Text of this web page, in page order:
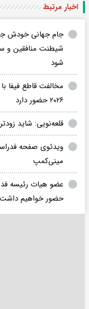
اخبار مرتبط
جام‌ جهانی خودش
شیطنت منافقین و
شود
مخالفت قاطع فیفا
۲۰۲۶ حضور دارد
قلعه‌نویی: شاید
ویدئوی صفحه
مینی‌کمپ
عضو هیات رئیسه
حضور خواهیم